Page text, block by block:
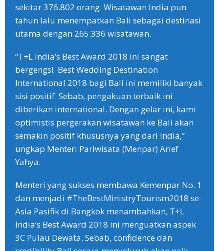
sekitar 376.802 orang. Wisatawan India pun
tahun lalu menempatkan Bali sebagai destinasi
utama dengan 265.336 wisatawan.
“T+L India’s Best Award 2018 ini sangat
bergengsi. Best Wedding Destination
International 2018 bagi Bali ini memiliki banyak
sisi positif. Sebab, pengakuan terbaik ini
diberikan international. Dengan gelar ini, kami
optimistis pergerakan wisatawan ke Bali akan
semakin positif khususnya yang dari India,”
ungkap Menteri Pariwisata (Menpar) Arief
Yahya.
Menteri yang sukses membawa Kemenpar No. 1
dan menjadi #TheBestMinistryTourism2018 se-
Asia Pasifik di Bangkok menambahkan, T+L
India’s Best Award 2018 ini menguatkan aspek
3C Pulau Dewata. Sebab, confidence dan